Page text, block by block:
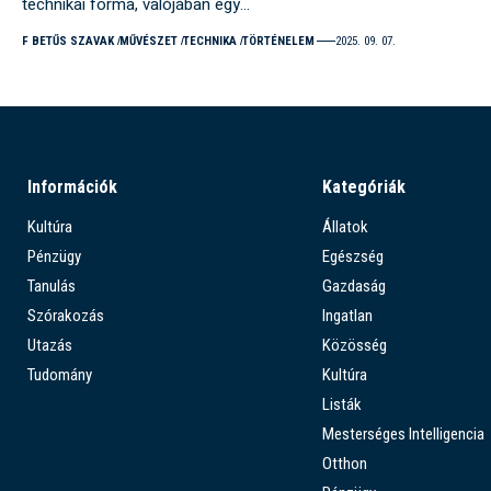
F BETŰS SZAVAK MŰVÉSZET TECHNIKA TÖRTÉNELEM 2025. 09. 07.
Információk
Kultúra
Pénzügy
Tanulás
Szórakozás
Utazás
Tudomány
Kategóriák
Állatok
Egészség
Gazdaság
Ingatlan
Közösség
Kultúra
Listák
Mesterséges Intelligencia
Otthon